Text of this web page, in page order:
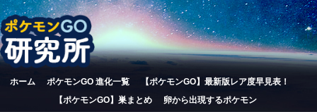
ホーム ポケモンGO 進化一覧
【ポケモンGO】最新版レア度早見表！
【ポケモンGO】巣まとめ
卵から出現するポケモン